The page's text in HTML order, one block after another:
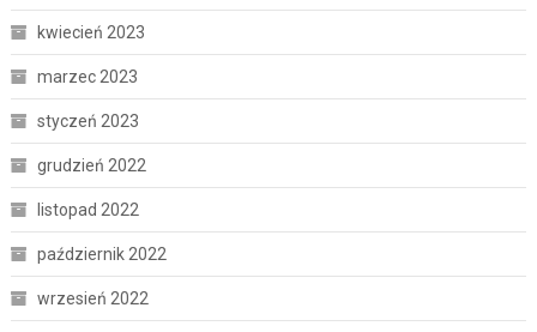
kwiecień 2023
marzec 2023
styczeń 2023
grudzień 2022
listopad 2022
październik 2022
wrzesień 2022